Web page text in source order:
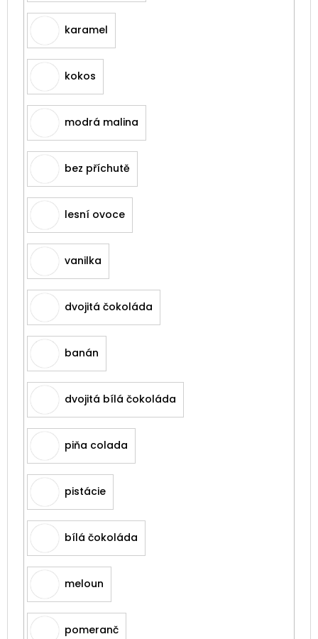
karamel
kokos
modrá malina
bez příchutě
lesní ovoce
vanilka
dvojitá čokoláda
banán
dvojitá bílá čokoláda
piňa colada
pistácie
bílá čokoláda
meloun
pomeranč